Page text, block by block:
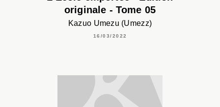
originale - Tome 05
Kazuo Umezu (Umezz)
16/03/2022